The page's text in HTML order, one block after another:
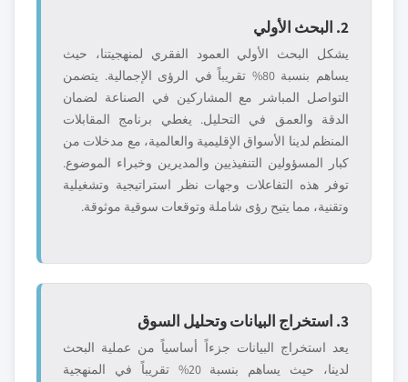
2. البحث الأولي
يشكل البحث الأولي العمود الفقري لمنهجيتنا، حيث
يساهم بنسبة 80% تقريباً في الرؤى الإجمالية. يتضمن
التواصل المباشر مع المشاركين في الصناعة لضمان
الدقة والعمق في التحليل. يغطي برنامج المقابلات
المنظم لدينا الأسواق الإقليمية والعالمية، مع مدخلات من
كبار المسؤولين التنفيذيين والمديرين وخبراء الموضوع.
توفر هذه التفاعلات وجهات نظر استراتيجية وتشغيلية
وتقنية، مما يتيح رؤى شاملة وتوقعات سوقية موثوقة.
3. استخراج البيانات وتحليل السوق
يعد استخراج البيانات جزءاً أساسياً من عملية البحث
لدينا، حيث يساهم بنسبة 20% تقريباً في المنهجية